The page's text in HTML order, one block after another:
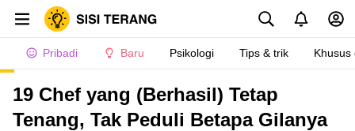
Pribadi Baru Psikologi Tips & trik Khusus
19 Сhef yang (Berhasil) Tetap
Tenang, Tak Peduli Betapa Gilanya